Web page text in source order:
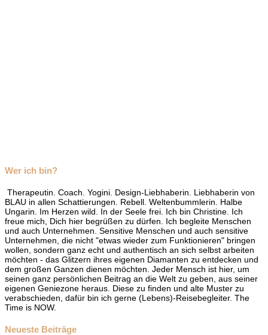
Wer ich bin?
Therapeutin. Coach. Yogini. Design-Liebhaberin. Liebhaberin von
BLAU in allen Schattierungen. Rebell. Weltenbummlerin. Halbe
Ungarin. Im Herzen wild. In der Seele frei. Ich bin Christine. Ich
freue mich, Dich hier begrüßen zu dürfen. Ich begleite Menschen
und auch Unternehmen. Sensitive Menschen und auch sensitive
Unternehmen, die nicht "etwas wieder zum Funktionieren" bringen
wollen, sondern ganz echt und authentisch an sich selbst arbeiten
möchten - das Glitzern ihres eigenen Diamanten zu entdecken und
dem großen Ganzen dienen möchten. Jeder Mensch ist hier, um
seinen ganz persönlichen Beitrag an die Welt zu geben, aus seiner
eigenen Geniezone heraus. Diese zu finden und alte Muster zu
verabschieden, dafür bin ich gerne (Lebens)-Reisebegleiter. The
Time is NOW.
Neueste Beiträge